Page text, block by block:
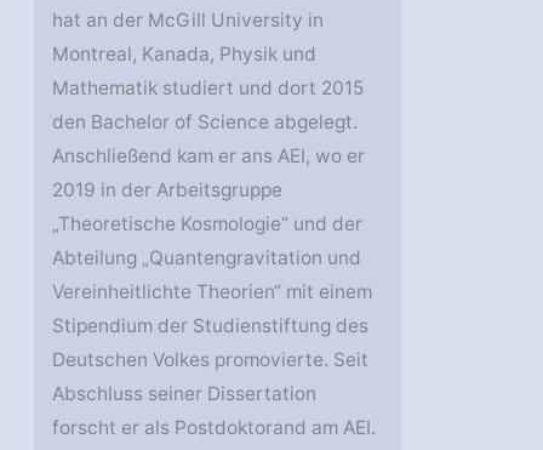
hat an der McGill University in
Montreal, Kanada, Physik und
Mathematik studiert und dort 2015
den Bachelor of Science abgelegt.
Anschließend kam er ans AEI, wo er
2019 in der Arbeitsgruppe
„Theoretische Kosmologie“ und der
Abteilung „Quantengravitation und
Vereinheitlichte Theorien“ mit einem
Stipendium der Studienstiftung des
Deutschen Volkes promovierte. Seit
Abschluss seiner Dissertation
forscht er als Postdoktorand am AEI.